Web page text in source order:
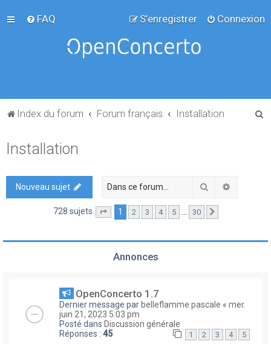
FAQ Connexion
S’enregistrer
Index du forum Forum français Installation
Installation
Nouveau sujet Rechercher
728 sujets Page sur30
1 2 3 4 5 … 30
Annonces
OpenConcerto 1.7
Dernier message par belleflamme pascale « mer.
juin 21, 2023 5:03 pm
Posté dans Discussion générale
Réponses : 45 1 2 3 4 5